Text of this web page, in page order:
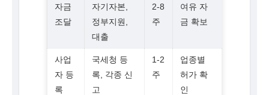
자금
조달
자기자본,
정부지원,
대출
2-8
주
여유 자
금 확보
사업
자 등
록
국세청 등
록, 각종 신
고
1-2
주
업종별
허가 확
인